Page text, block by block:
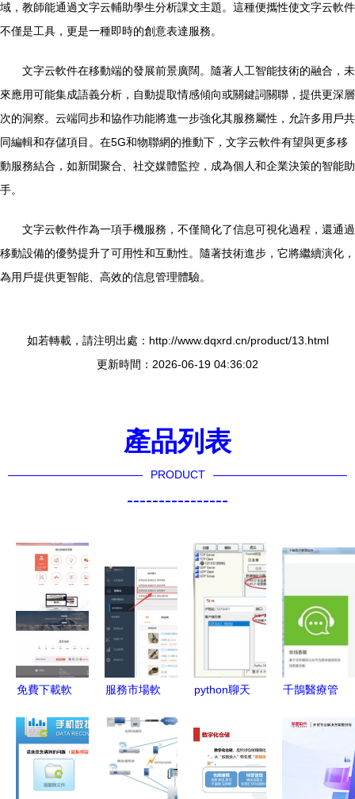
域，教師能通過文字云輔助學生分析課文主題。這種便攜性使文字云軟件
不僅是工具，更是一種即時的創意表達服務。
文字云軟件在移動端的發展前景廣闊。隨著人工智能技術的融合，未
來應用可能集成語義分析，自動提取情感傾向或關鍵詞關聯，提供更深層
次的洞察。云端同步和協作功能將進一步強化其服務屬性，允許多用戶共
同編輯和存儲項目。在5G和物聯網的推動下，文字云軟件有望與更多移
動服務結合，如新聞聚合、社交媒體監控，成為個人和企業決策的智能助
手。
文字云軟件作為一項手機服務，不僅簡化了信息可視化過程，還通過
移動設備的優勢提升了可用性和互動性。隨著技術進步，它將繼續演化，
為用戶提供更智能、高效的信息管理體驗。
如若轉載，請注明出處：http://www.dqxrd.cn/product/13.html
更新時間：2026-06-19 04:36:02
產品列表
PRODUCT
----------------
免費下載軟
服務范圍頁
面PSD模
板，編號
服務市場軟
析，教您慧
眼識珠選對
應用軟件
python聊天
服務器端
千鵲醫療管
務管理的智